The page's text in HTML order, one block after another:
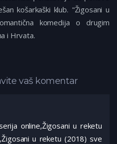
košarkaški klub. "Žigosani u
komedija o drugim
i Hrvata.
vaš komentar
online,Žigosani u reketu
u reketu (2018) sve